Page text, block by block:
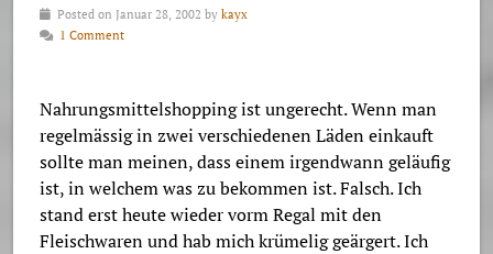
Posted on Januar 28, 2002 by kayx
1 Comment
Nahrungsmittelshopping ist ungerecht. Wenn man
regelmässig in zwei verschiedenen Läden einkauft
sollte man meinen, dass einem irgendwann geläufig
ist, in welchem was zu bekommen ist. Falsch. Ich
stand erst heute wieder vorm Regal mit den
Fleischwaren und hab mich krümelig geärgert. Ich